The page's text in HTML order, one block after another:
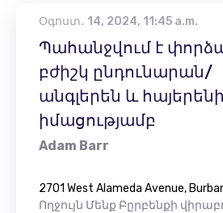
Օգոստ․ 14, 2024, 11:45 a.m.
Պահանջվում է
բժիշկ ընդունարան/
անգլերեն և հայերենի
իմացությամբ
Adam Barr
2701 West Alameda Avenue,
Ողջույն Մենք Բըրբենքի